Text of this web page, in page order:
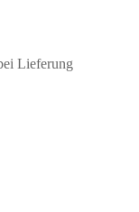
Lieferung